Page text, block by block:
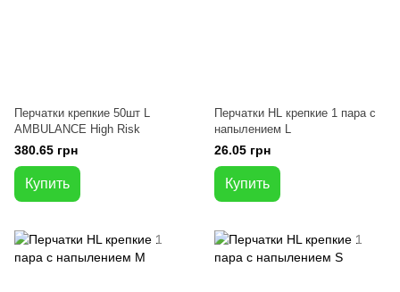
Перчатки крепкие 50шт L
AMBULANCE High Risk
380.65 грн
Купить
Перчатки HL крепкие 1 пара с
напылением L
26.05 грн
Купить